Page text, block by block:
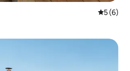
평점 5점
5 (6)